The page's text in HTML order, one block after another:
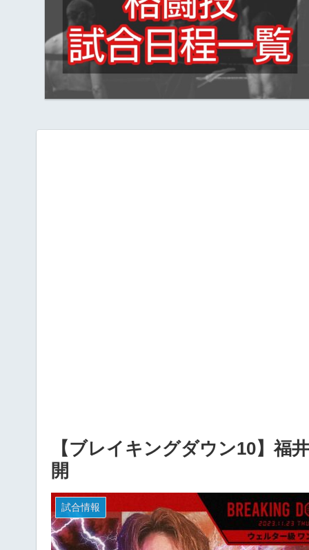
【ブレイキングダウン10】福
開
試合情報